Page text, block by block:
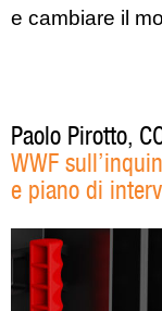
e cambiare il
Paolo Pirotto,
WWF
e piano di